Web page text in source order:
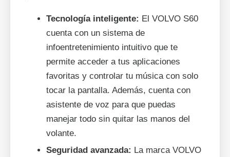
Tecnología inteligente: El VOLVO S60
cuenta con un sistema de
infoentretenimiento intuitivo que te
permite acceder a tus aplicaciones
favoritas y controlar tu música con solo
tocar la pantalla. Además, cuenta con
asistente de voz para que puedas
manejar todo sin quitar las manos del
volante.
Seguridad avanzada: La marca VOLVO